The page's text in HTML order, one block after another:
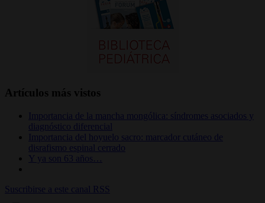
Artículos más vistos
Importancia de la mancha mongólica: síndromes asociados y
diagnóstico diferencial
Importancia del hoyuelo sacro: marcador cutáneo de
disrafismo espinal cerrado
Y ya son 63 años…
Suscribirse a este canal RSS